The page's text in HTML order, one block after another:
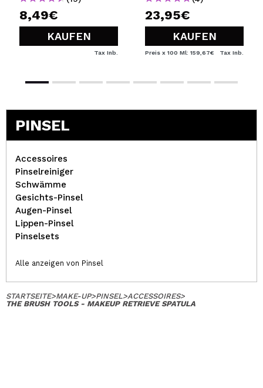
8,49€
KAUFEN
Tax Inb.
23,95€
KAUFEN
Preis x 100 Ml: 159,67€ Tax Inb.
PINSEL
Accessoires
Pinselreiniger
Schwämme
Gesichts-Pinsel
Augen-Pinsel
Lippen-Pinsel
Pinselsets
Alle anzeigen von Pinsel
STARTSEITE>MAKE-UP>PINSEL>ACCESSOIRES>
THE BRUSH TOOLS - MAKEUP RETRIEVE SPATULA